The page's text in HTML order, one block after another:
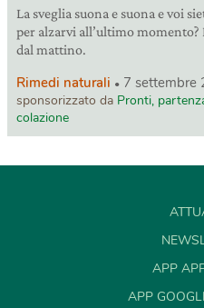
La sveglia suona e suona e voi
per alzarvi all’ultimo
dal mattino.
Rimedi naturali 7 settembre
sponsorizzato da Pronti,
colazione
APP
APP